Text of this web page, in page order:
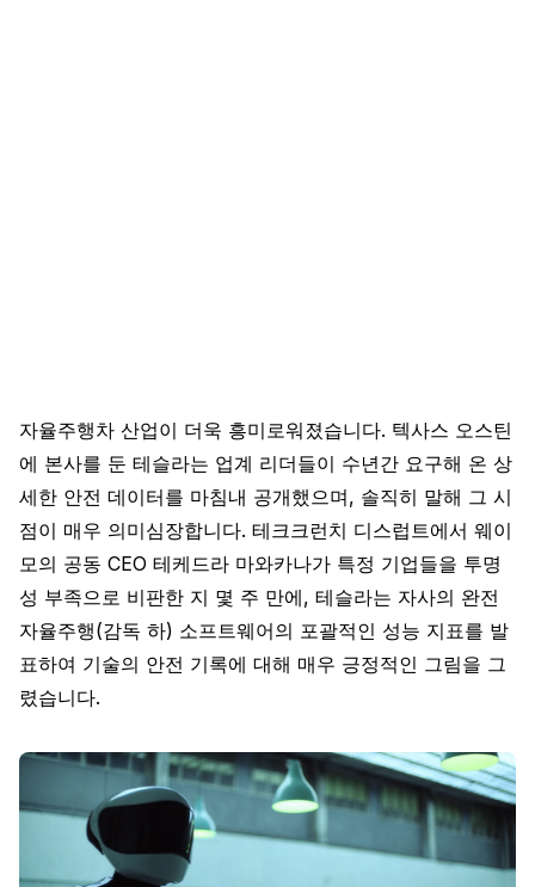
자율주행차 산업이 더욱 흥미로워졌습니다. 텍사스 오스틴
에 본사를 둔 테슬라는 업계 리더들이 수년간 요구해 온 상
세한 안전 데이터를 마침내 공개했으며, 솔직히 말해 그 시
점이 매우 의미심장합니다. 테크크런치 디스럽트에서 웨이
모의 공동 CEO 테케드라 마와카나가 특정 기업들을 투명
성 부족으로 비판한 지 몇 주 만에, 테슬라는 자사의 완전
자율주행(감독 하) 소프트웨어의 포괄적인 성능 지표를 발
표하여 기술의 안전 기록에 대해 매우 긍정적인 그림을 그
렸습니다.